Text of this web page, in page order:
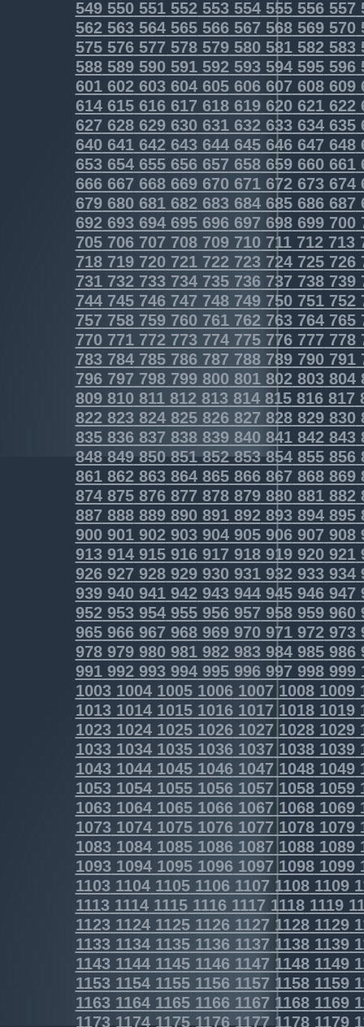
549550551552553554555556557
562563564565566567568569570
575576577578579580581582583
588589590591592593594595596
601602603604605606607608609
614615616617618619620621622
627628629630631632633634635
640641642643644645646647648
653654655656657 658659660661
666667668669670671672673674
679680681682683684685686687
692693694695696697 698699700
705706707 708709710711712713
718719720721722723724725726
731732733734735736737738739
744745746747 748749750751752
757758759760761762763764765
770771772773774775776777778
783784785786787 788789790791
796797 798799800 801802803804
809810811812813814815816817
822823824825826827 828829830
835836837 838839840 841842843
848849850851852853854855856
861862863864865866867868869
874875876877878879880881882
887888889890891892893894895
900901902903904905906907908
913914915916917918919920921
926927928929930931932933934
939940941942943944945946947
952953954955956957958959960
965966967968969970971972973
978979980981982983984985986
991992993994995996997998999
1003100410051006100710081009
1013101410151016101710181019
1023102410251026102710281029
1033103410351036103710381039
1043104410451046104710481049
1053105410551056105710581059
1063106410651066106710681069
1073107410751076107710781079
1083108410851086108710881089
1093109410951096109710981099
1103110411051106110711081109
11131114111511161117 11181119
11231124112511261127 11281129
11331134113511361137 11381139
11431144114511461147 11481149
11531154115511561157 11581159
11631164116511661167 11681169
1173117411751176117711781179